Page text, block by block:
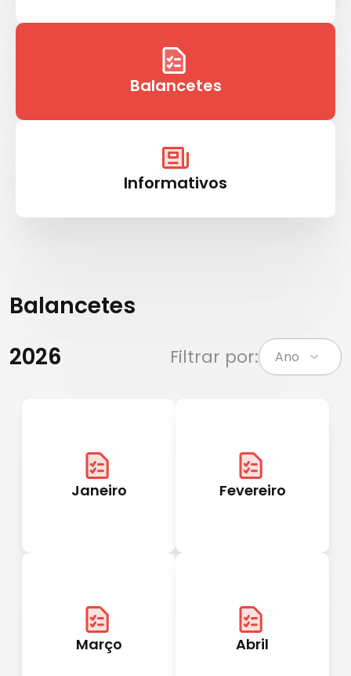
Balancetes
Informativos
Balancetes
2026
Filtrar por:
Janeiro Fevereiro
Março Abril